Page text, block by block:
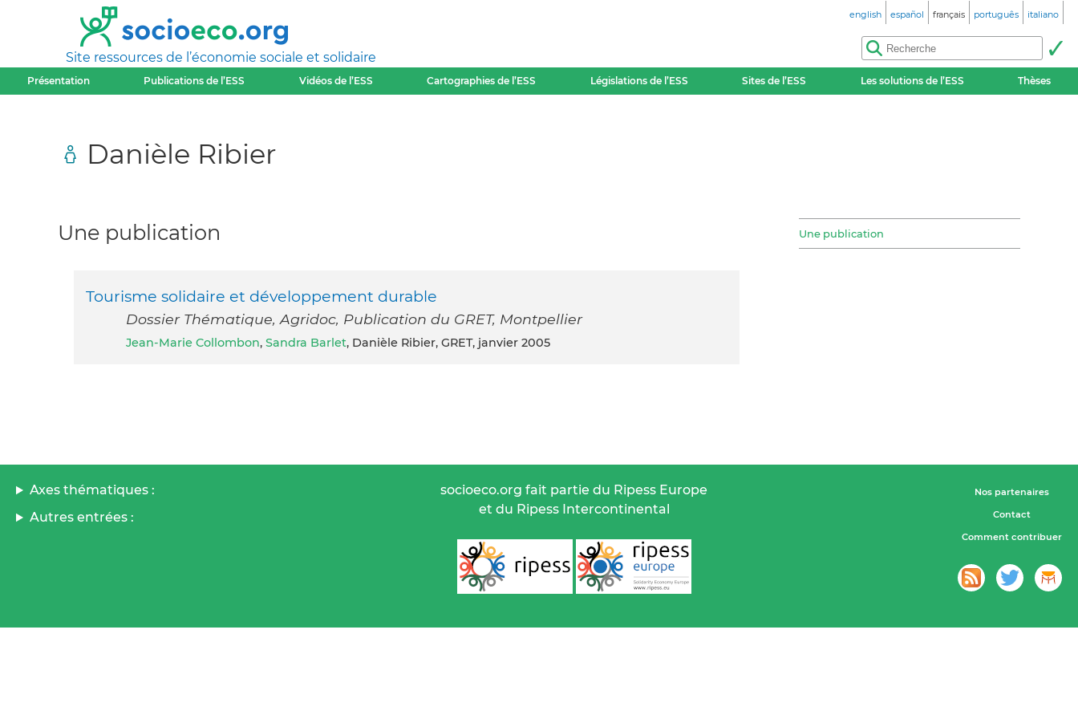
Site ressources de l’économie sociale et solidaire
english español français português italiano
Présentation Publications de l’ESS Vidéos de l’ESS Cartographies de l’ESS Législations de l’ESS Sites de l’ESS Les solutions de l’ESS Thèses
Danièle Ribier
Une publication
Une publication
Tourisme solidaire et développement durable
Dossier Thématique, Agridoc, Publication du GRET, Montpellier
Jean-Marie Collombon, Sandra Barlet, Danièle Ribier, GRET, janvier 2005
Axes thématiques :
Autres entrées :
socioeco.org fait partie du Ripess Europe
et du Ripess Intercontinental
Nos partenaires
Contact
Comment contribuer